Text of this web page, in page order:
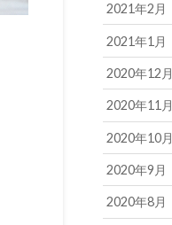
2021年2月
2021年1月
2020年12月
2020年11月
2020年10月
2020年9月
2020年8月